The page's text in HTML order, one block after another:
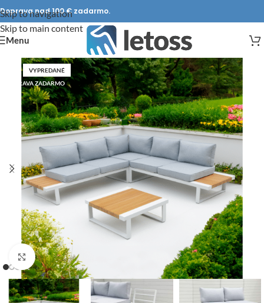
Skip to navigation
Skip to main content
Doprava nad 100 € zadarmo.
Menu
VYPREDANÉ
DOPRAVA ZADARMO
Click to enlarge